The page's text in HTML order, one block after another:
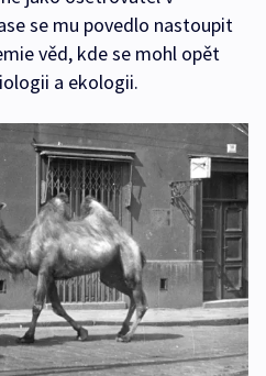
se mu povedlo nastoupit
věd, kde se mohl opět
a ekologii.